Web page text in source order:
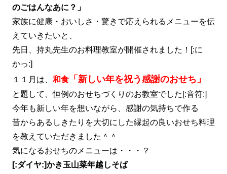
のごはんなあに？」
家族に健康・おいしさ・驚きで応えられるメニューを伝
えていきたいと、
先日、持丸先生のお料理教室が開催されました！[:に
かっ:]
１１月は、 和食「新しい年を祝う感謝のおせち」
と題して、恒例のおせちづくりのお教室でした[:音符:]
今年も新しい年を想いながら、感謝の気持ちで作る
昔からあるしきたりを大切にした縁起の良いおせち料理
を教えていただきました＾＾
気になるおせちのメニューは・・・？
[:ダイヤ:]かき玉山菜年越しそば